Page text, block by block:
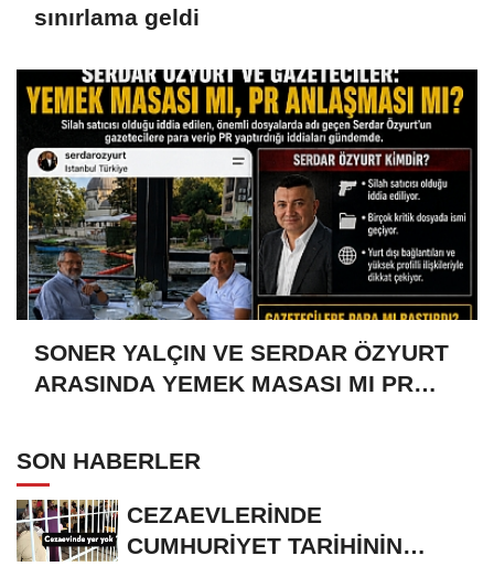
sınırlama geldi
SONER YALÇIN VE SERDAR ÖZYURT
ARASINDA YEMEK MASASI MI PR
SON HABERLER
CEZAEVLERİNDE
CUMHURİYET TARİHİNİN